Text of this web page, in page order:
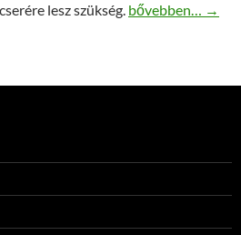
lesz szükség. Vezérműszíj
bővebben… →